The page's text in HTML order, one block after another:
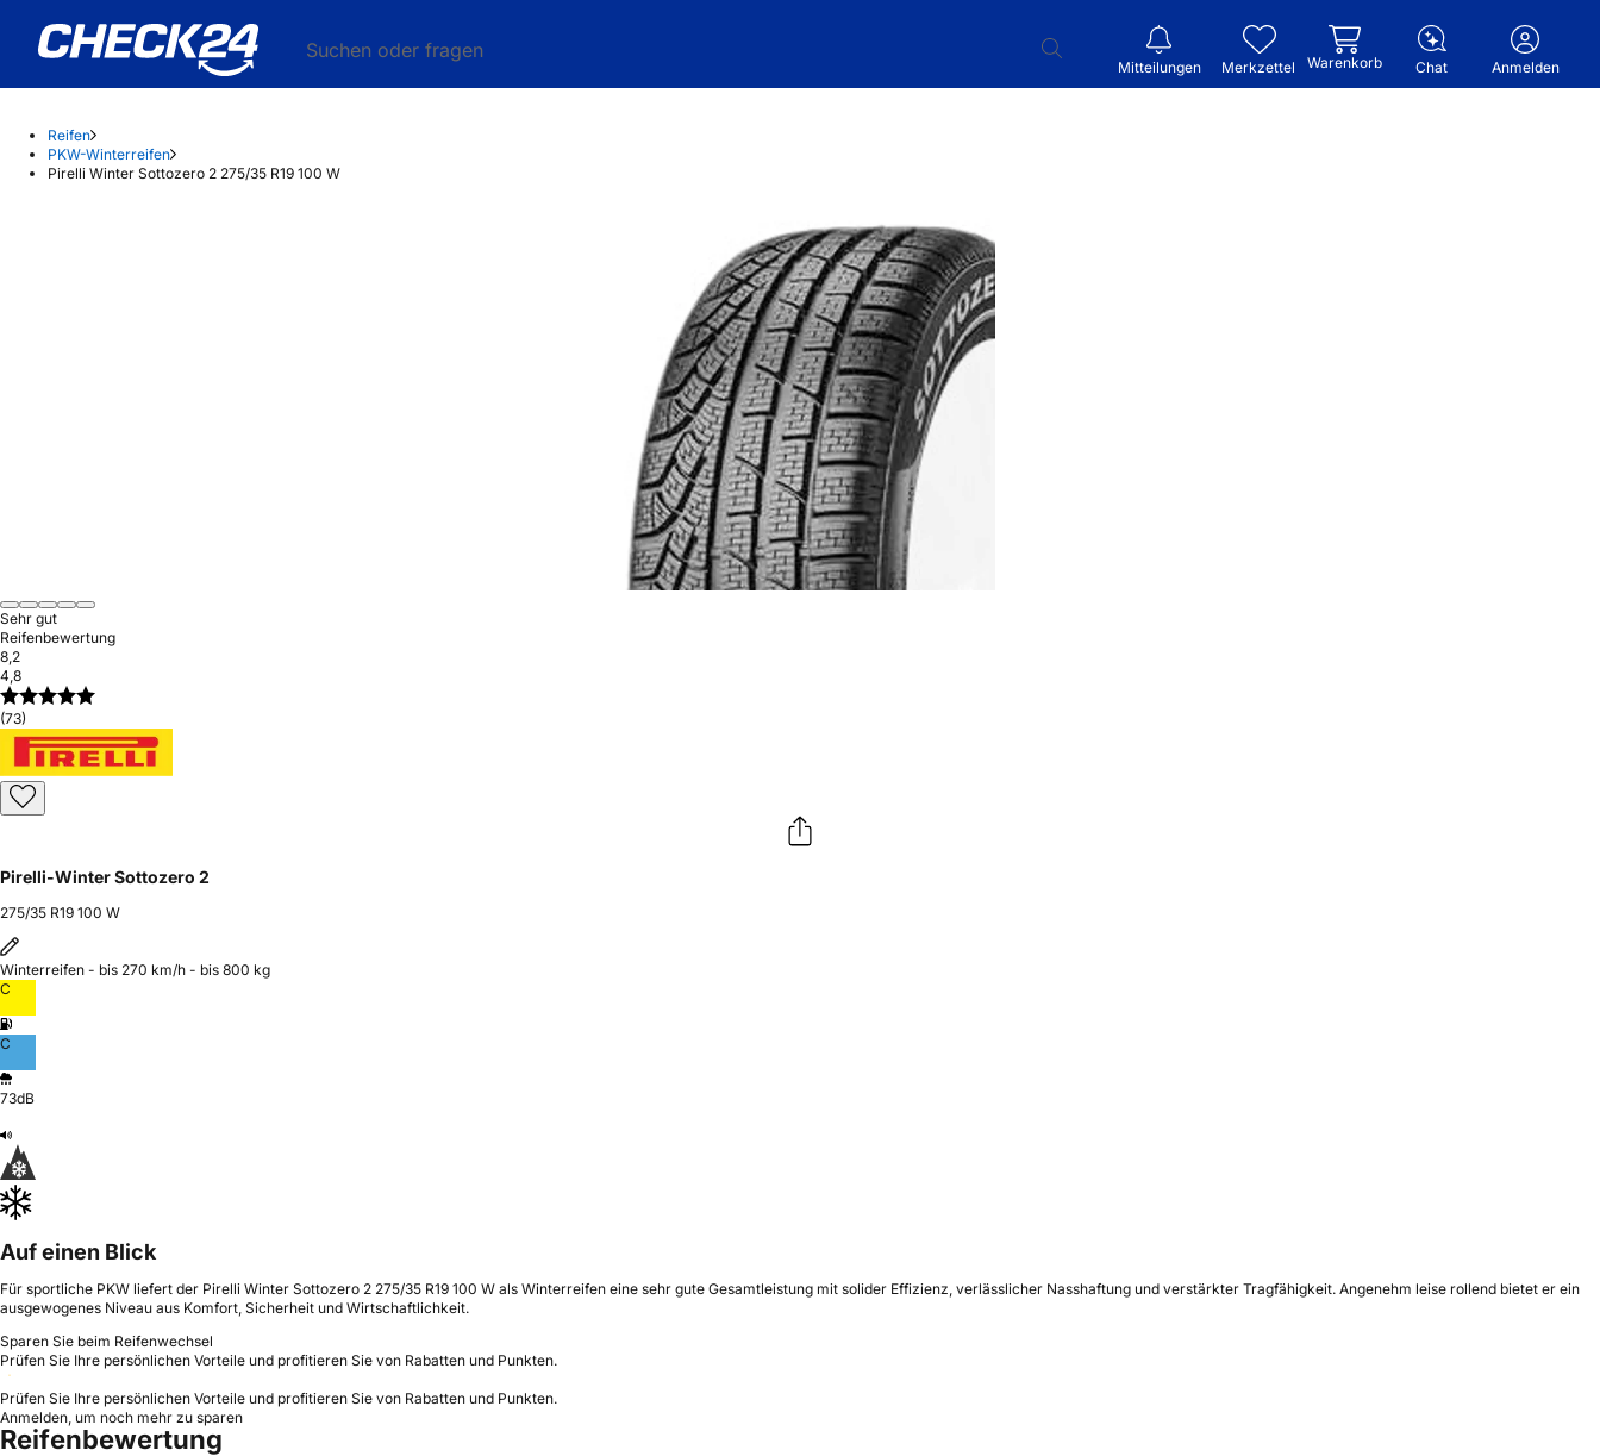
Suchen oder fragen
Mitteilungen Merkzettel Warenkorb Chat Anmelden
Reifen
PKW-Winterreifen
Pirelli Winter Sottozero 2 275/35 R19 100 W
Sehr gut
Reifenbewertung
8,2
4,8
(73)
Pirelli-Winter Sottozero 2
275/35 R19 100 W
Winterreifen - bis 270 km/h - bis 800 kg
C
C
73dB
Auf einen Blick
Für sportliche PKW liefert der Pirelli Winter Sottozero 2 275/35 R19 100 W als Winterreifen eine sehr gute Gesamtleistung mit solider Effizienz, verlässlicher Nasshaftung und verstärkter Tragfähigkeit. Angenehm leise rollend bietet er ein
ausgewogenes Niveau aus Komfort, Sicherheit und Wirtschaftlichkeit.
Sparen Sie beim Reifenwechsel
Prüfen Sie Ihre persönlichen Vorteile und profitieren Sie von Rabatten und Punkten.
Prüfen Sie Ihre persönlichen Vorteile und profitieren Sie von Rabatten und Punkten.
Anmelden, um noch mehr zu sparen
Reifenbewertung